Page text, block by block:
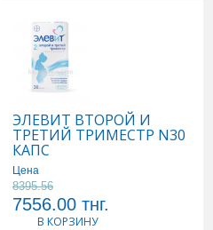
ЭЛЕВИТ ВТОРОЙ И
ТРЕТИЙ ТРИМЕСТР N30
КАПС
Цена
8395.56
7556.00 тнг.
В КОРЗИНУ